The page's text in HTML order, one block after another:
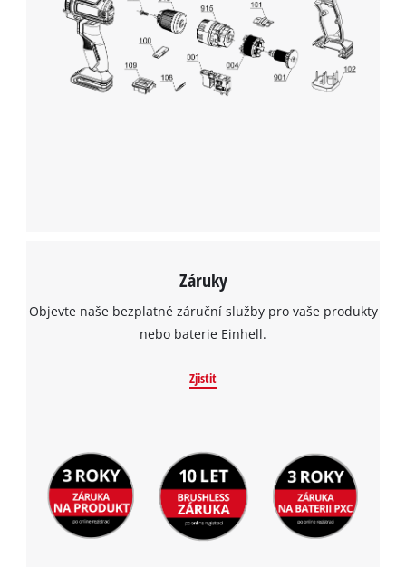
Záruky
Objevte naše bezplatné záruční služby pro vaše produkty
nebo baterie Einhell.
Zjistit